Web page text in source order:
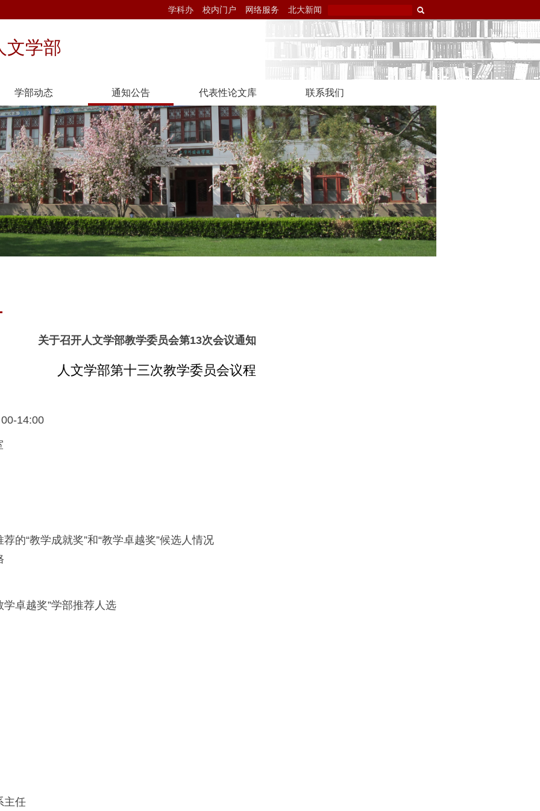
学科办 校内门户 网络服务 北大新闻
文学部
学部动态 通知公告 代表性论文库 联系我们
关于召开人文学部教学委员会第13次会议通知
人文学部第十三次教学委员会议程
14:00
的“教学成就奖”和“教学卓越奖”候选人情况
学卓越奖”学部推荐人选
主任